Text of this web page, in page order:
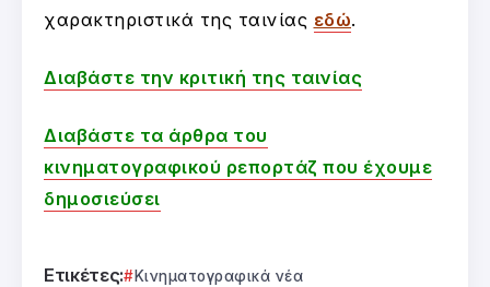
χαρακτηριστικά της ταινίας εδώ.
Διαβάστε την κριτική της ταινίας
Διαβάστε τα άρθρα του
κινηματογραφικού ρεπορτάζ που έχουμε
δημοσιεύσει
Ετικέτες: Κινηματογραφικά νέα